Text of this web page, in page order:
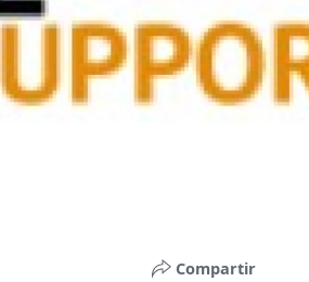
Compartir